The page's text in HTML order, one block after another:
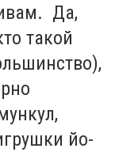
Да,
такой
йо-